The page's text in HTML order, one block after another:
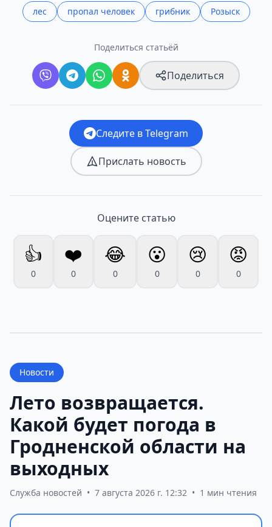
лес пропал человек грибник Розыск
Поделиться статьёй
Поделиться
Следите в Telegram
Прислать новость
Оцените статью
👍
0
❤️
0
😂
0
😮
0
😢
0
😡
0
Новости
Лето возвращается.
Какой будет погода в
Гродненской области на
выходных
Служба новостей • 7 августа 2026 г. 12:32 • 1 мин чтения